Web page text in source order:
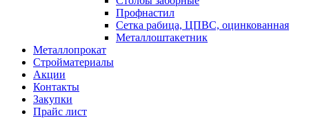
Профнастил
Сетка рабица, ЦПВС, оцинкованная
Металлоштакетник
Металлопрокат
Стройматериалы
Акции
Контакты
Закупки
Прайс лист